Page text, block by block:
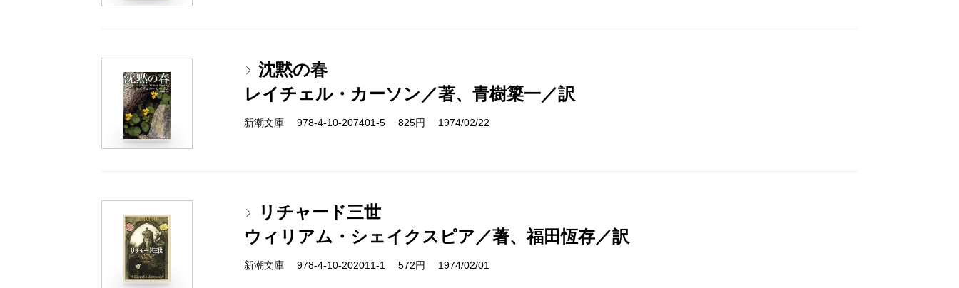
沈黙の春
レイチェル・カーソン／著、青樹簗一／訳
新潮文庫 978-4-10-207401-5 825円 1974/02/22
リチャード三世
ウィリアム・シェイクスピア／著、福田恆存／訳
新潮文庫 978-4-10-202011-1 572円 1974/02/01